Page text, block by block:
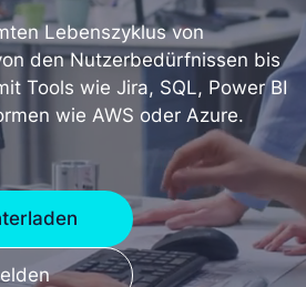
Lebenszyklus von
den Nutzerbedürfnissen bis
Tools wie Jira, SQL, Power BI
wie AWS oder Azure.